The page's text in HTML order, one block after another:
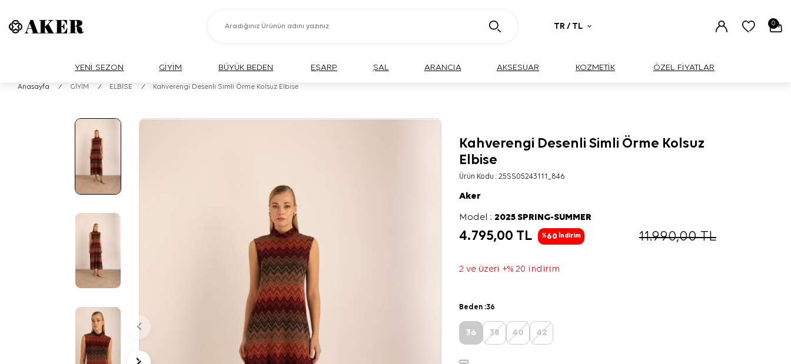
TR / TL 0
YENİ SEZON GİYİM BÜYÜK BEDEN EŞARP ŞAL ARANCIA AKSESUAR KOZMETİK ÖZEL FİYATLAR
Anasayfa / GİYİM / ELBİSE / Kahverengi Desenli Simli Örme Kolsuz Elbise
Kahverengi Desenli Simli Örme Kolsuz
Elbise
Ürün Kodu :25SS05243111_846
Aker
Model :2025 SPRING-SUMMER
4.795,00 TL %60 İndirim 11.990,00TL
2 ve üzeri +% 20 indirim
Beden :36
36 38 40 42